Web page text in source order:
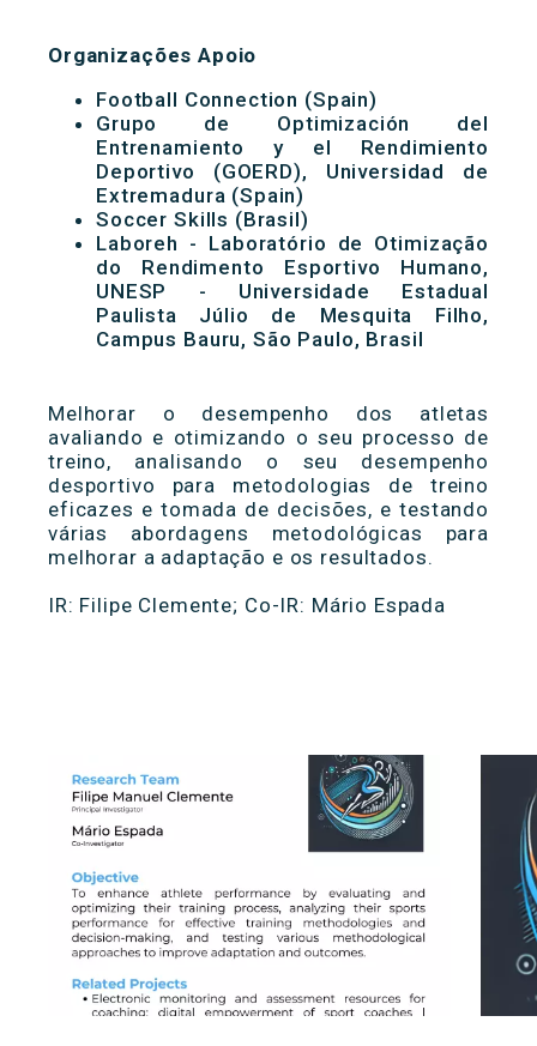
Organizações Apoio
Football Connection (Spain)
Grupo de Optimización del
Entrenamiento y el Rendimiento
Deportivo (GOERD), Universidad de
Extremadura (Spain)
Soccer Skills (Brasil)
Laboreh - Laboratório de Otimização
do Rendimento Esportivo Humano,
UNESP - Universidade Estadual
Paulista Júlio de Mesquita Filho,
Campus Bauru, São Paulo, Brasil
Melhorar o desempenho dos atletas
avaliando e otimizando o seu processo de
treino, analisando o seu desempenho
desportivo para metodologias de treino
eficazes e tomada de decisões, e testando
várias abordagens metodológicas para
melhorar a adaptação e os resultados.
IR: Filipe Clemente; Co-IR: Mário Espada